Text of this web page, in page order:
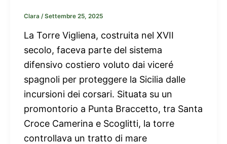
Clara /Settembre 25, 2025
La Torre Vigliena, costruita nel XVII
secolo, faceva parte del sistema
difensivo costiero voluto dai viceré
spagnoli per proteggere la Sicilia dalle
incursioni dei corsari. Situata su un
promontorio a Punta Braccetto, tra Santa
Croce Camerina e Scoglitti, la torre
controllava un tratto di mare